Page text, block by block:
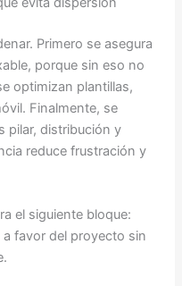
Primero se asegura
porque sin eso no
optimizan plantillas,
Finalmente, se
pilar, distribución y
reduce frustración y
el siguiente bloque:
favor del proyecto sin